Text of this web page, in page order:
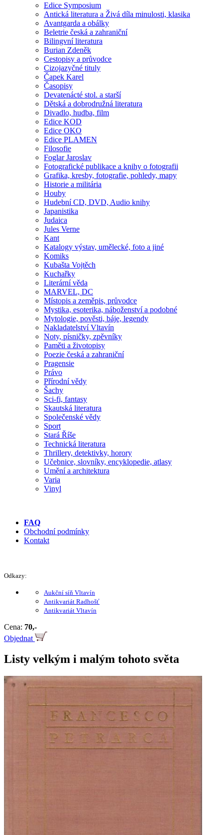
Edice Symposium
Antická literatura a Živá díla minulosti, klasika
Avantgarda a obálky
Beletrie česká a zahraniční
Bilingvní literatura
Burian Zdeněk
Cestopisy a průvodce
Cizojazyčné tituly
Čapek Karel
Časopisy
Devatenácté stol. a starší
Dětská a dobrodružná literatura
Divadlo, hudba, film
Edice KOD
Edice OKO
Edice PLAMEN
Filosofie
Foglar Jaroslav
Fotografické publikace a knihy o fotografii
Grafika, kresby, fotografie, pohledy, mapy
Historie a militária
Houby
Hudební CD, DVD, Audio knihy
Japanistika
Judaica
Jules Verne
Kant
Katalogy výstav, umělecké, foto a jiné
Komiks
Kubašta Vojtěch
Kuchařky
Literární věda
MARVEL, DC
Místopis a zeměpis, průvodce
Mystika, esoterika, náboženství a podobné
Mytologie, pověsti, báje, legendy
Nakladatelství Vltavín
Noty, písničky, zpěvníky
Paměti a životopisy
Poezie česká a zahraniční
Pragensie
Právo
Přírodní vědy
Šachy
Sci-fi, fantasy
Skautská literatura
Společenské vědy
Sport
Stará Říše
Technická literatura
Thrillery, detektivky, horory
Učebnice, slovníky, encyklopedie, atlasy
Umění a architektura
Varia
Vinyl
FAQ
Obchodní podmínky
Kontakt
Odkazy:
Aukční síň Vltavín
Antikvariát Radhošť
Antikvariát Vltavín
Cena: 70,-
Objednat
Listy velkým i malým tohoto světa